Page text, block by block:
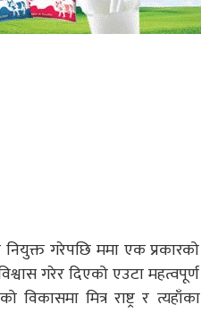
गरेपछि ममा एक प्रकारको
गरेर दिएको एउटा महत्वपूर्ण
मित्र राष्ट्र र त्यहाँका